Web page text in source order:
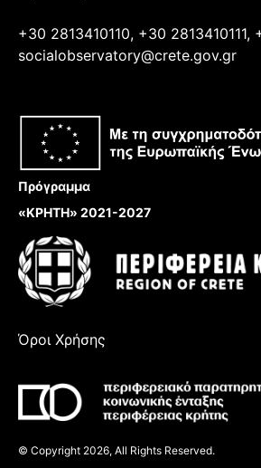
+30 2813410110, +30 2813410111,
socialobservatory@crete.gov.gr
Πρόγραμμα
«ΚΡΗΤΗ» 2021-2027
© Copyright 2026, All Rights Reserved.
Όροι Χρήσης